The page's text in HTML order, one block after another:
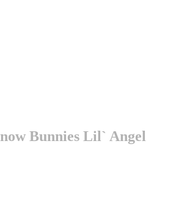
Bunnies Lil` Angel